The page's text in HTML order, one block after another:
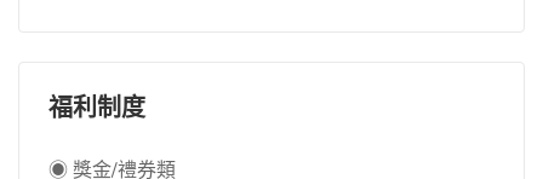
福利制度
◉ 獎金/禮券類